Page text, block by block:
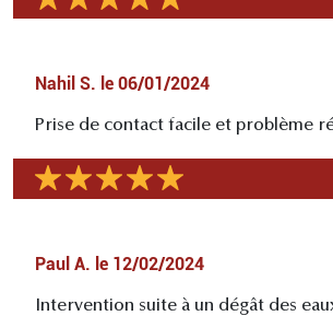
Nahil S. le 06/01/2024
Prise de contact facile et problème
Paul A. le 12/02/2024
Intervention suite à un dégât des